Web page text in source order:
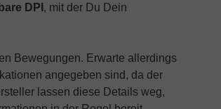
DPI , mit der Du Dein
Bewegungen. Erwarte allerdings
angegeben sind, da der
lassen diese Details weg,